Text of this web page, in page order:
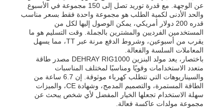
عن الوجهة. مع قدرة توريد تصل إلى 150 مجموعة في الأسبوع
والحد الأدنى لكمية الطلب هو مجموعة واحدة فقط بسعر مناسب
قدره 200 دولار أمريكي، يمكن الوصول إليها لكل من
المستخدمين الفرديين والمشترين بالجملة. وقت التسليم هو ما
يقرب من أسبوعين، وشروط الدفع مرنة عبر TT، مما يسهل
المعاملات السلسة والفعالة.
باختصار، يعد مولد البنزين DEHRAY RIG1000 مصدر طاقة
متعدد الاستخدامات وقويًا ومناسبًا لمختلف المناسبات
والسيناريوهات التي تتطلب كهرباء موثوقة. إن 6.7 ساعة من
الطاقة المستمرة، والتصميم المدمج، وشهادة CE، والميزات
سهلة الاستخدام تجعلها الخيار المفضل لأي شخص يبحث عن
مجموعة مولدات عاكسة فعالة.